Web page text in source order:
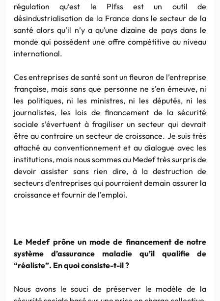
régulation qu’est le Plfss est un outil de
désindustrialisation de la France dans le secteur de la
santé alors qu’il n’y a qu’une dizaine de pays dans le
monde qui possèdent une offre compétitive au niveau
international.
Ces entreprises de santé sont un fleuron de l’entreprise
française, mais sans que personne ne s’en émeuve, ni
les politiques, ni les ministres, ni les députés, ni les
journalistes, les lois de financement de la sécurité
sociale s’évertuent à fragiliser un secteur qui devrait
être au contraire un secteur de croissance. Je suis très
attaché au conventionnement et au dialogue avec les
institutions, mais nous sommes au Medef très surpris de
devoir assister sans rien dire, à la destruction de
secteurs d’entreprises qui pourraient demain assurer la
croissance et fournir de l’emploi.
Le Medef prône un mode de financement de notre
système d’assurance maladie qu’il qualifie de
“réaliste”. En quoi consiste-t-il ?
Nous avons le souci de préserver le modèle de la